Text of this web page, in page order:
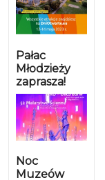
Pałac
Młodzieży
zaprasza!
Noc
Muzeów